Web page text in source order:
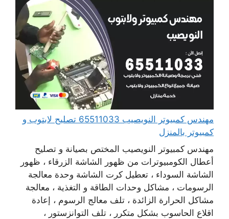
مهندس كمبيوتر النويصيب 65511033 تصليح لابتوب و
كمبيوتر بالمنزل
مهندس كمبيوتر النويصيب المختص بصيانة و تصليح
أعطال الكومبيوترات من ظهور الشاشة الزرقاء ، ظهور
الشاشة السوداء ، تعطيل كرت الشاشة وحدة معالجة
الرسومات ، مشاكل وحدات الطاقة و التغذية ، معالجة
مشاكل الحرارة الزائدة ، تلف معالج الرسوم ، إعادة
اقلاع الحاسوب بشكل متكرر ، تلف التوانزستور ،